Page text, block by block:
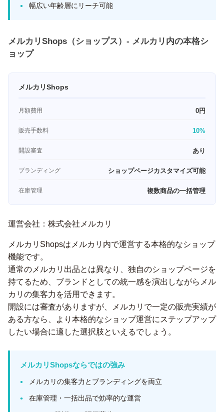
幅広い年齢層にリーチ可能
メルカリShops（ショップス）- メルカリ内の本格シ
ョップ
メルカリShops
月額費用 0円
販売手数料 10%
開設審査 あり
ブランディング ショップページカスタマイズ可能
在庫管理 複数商品の一括管理
運営会社：株式会社メルカリ
メルカリShopsはメルカリ内で運営する本格的なショップ
機能です。
通常のメルカリ出品とは異なり、独自のショップページを
持てるため、ブランドとしての統一感を演出しながらメル
カリの集客力を活用できます。
開設には審査がありますが、メルカリで一定の販売実績が
ある方なら、より本格的なショップ運営にステップアップ
したい場合に適した選択肢といえるでしょう。
メルカリShopsならではの強み
メルカリの集客力とブランディングを両立
在庫管理・一括出品で効率的な運営